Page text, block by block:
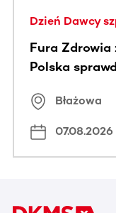
Dzień Dawcy
Fura Zdrowia
Polska
Błażowa
07.08.2026